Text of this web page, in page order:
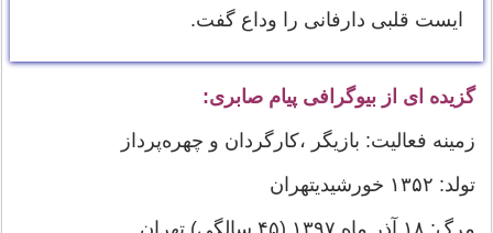
ایست قلبی دارفانی را وداع گفت.
گزیده ای از بیوگرافی پیام صابری:
زمینه فعالیت: بازیگر ،کارگردان و چهره‌پرداز
تولد: ۱۳۵۲ خورشیدیتهران
مرگ: ۱۸ آذر ماه ۱۳۹۷ (۴۵ سالگی) تهران